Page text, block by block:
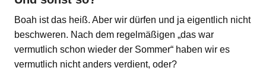
Boah ist das heiß. Aber wir dürfen und ja eigentlich nicht
beschweren. Nach dem regelmäßigen „das war
vermutlich schon wieder der Sommer“ haben wir es
vermutlich nicht anders verdient, oder?